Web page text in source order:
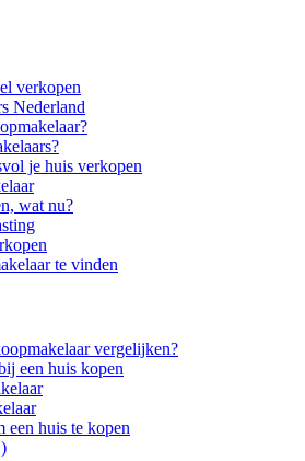
verkopen
Nederland
je huis verkopen
wat nu?
te vinden
vergelijken?
een huis kopen
een huis te kopen